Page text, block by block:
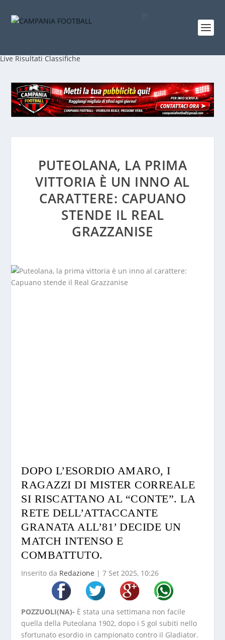
Live Risultati Classifiche
PUTEOLANA, LA PRIMA
VITTORIA È UN INNO AL
CARATTERE: CAPUANO
STENDE IL REAL
GRAZZANISE
DOPO L’ESORDIO AMARO, I
RAGAZZI DI MISTER CORREALE
SI RISCATTANO AL “CONTE”. LA
RETE DELL’ATTACCANTE
GRANATA ALL’81’ DECIDE UN
MATCH INTENSO E
COMBATTUTO.
Inserito da Redazione |7 Set 2025, 10:26
POZZUOLI(NA)- È stata una settimana non facile
quella della Puteolana 1902, dopo i 5 gol subiti nello
sfortunato esordio in campionato contro il Gladiator.